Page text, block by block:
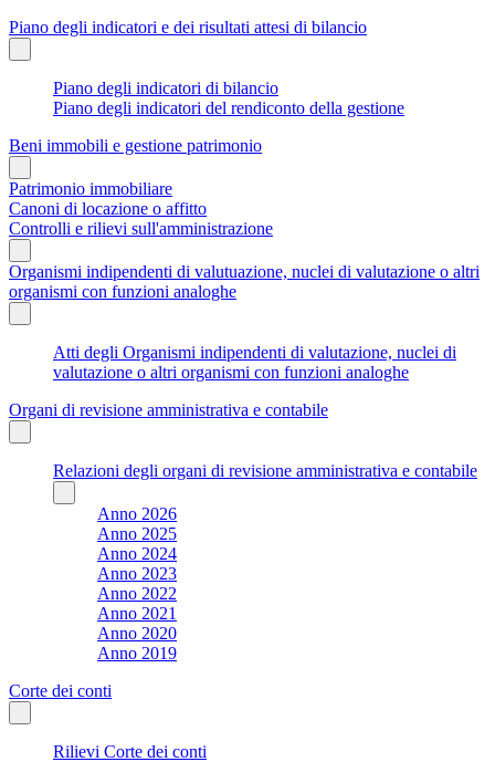
Piano degli indicatori e dei risultati attesi di bilancio
Piano degli indicatori di bilancio
Piano degli indicatori del rendiconto della gestione
Beni immobili e gestione patrimonio
Patrimonio immobiliare
Canoni di locazione o affitto
Controlli e rilievi sull'amministrazione
Organismi indipendenti di valutuazione, nuclei di valutazione o altri
organismi con funzioni analoghe
Atti degli Organismi indipendenti di valutazione, nuclei di
valutazione o altri organismi con funzioni analoghe
Organi di revisione amministrativa e contabile
Relazioni degli organi di revisione amministrativa e contabile
Anno 2026
Anno 2025
Anno 2024
Anno 2023
Anno 2022
Anno 2021
Anno 2020
Anno 2019
Corte dei conti
Rilievi Corte dei conti